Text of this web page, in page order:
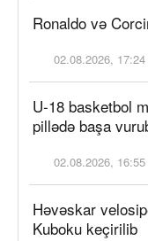
Ronaldo və
02.08.2026, 17:24
U-18 basketbol
pillədə başa
02.08.2026, 16:55
Həvəskar
Kuboku keçirilib